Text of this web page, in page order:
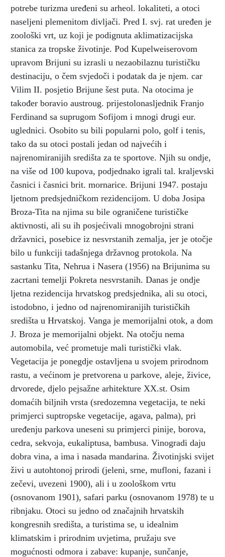
potrebe turizma uređeni su arheol. lokaliteti, a otoci
naseljeni plemenitom divljači. Pred I. svj. rat uređen je
zoološki vrt, uz koji je podignuta aklimatizacijska
stanica za tropske životinje. Pod Kupelweiserovom
upravom Brijuni su izrasli u nezaobilaznu turističku
destinaciju, o čem svjedoči i podatak da je njem. car
Vilim II. posjetio Brijune šest puta. Na otocima je
također boravio austroug. prijestolonasljednik Franjo
Ferdinand sa suprugom Sofijom i mnogi drugi eur.
uglednici. Osobito su bili popularni polo, golf i tenis,
tako da su otoci postali jedan od najvećih i
najrenomiranijih središta za te sportove. Njih su ondje,
na više od 100 kupova, podjednako igrali tal. kraljevski
časnici i časnici brit. mornarice. Brijuni 1947. postaju
ljetnom predsjedničkom rezidencijom. U doba Josipa
Broza-Tita na njima su bile ograničene turističke
aktivnosti, ali su ih posjećivali mnogobrojni strani
državnici, posebice iz nesvrstanih zemalja, jer je otočje
bilo u funkciji tadašnjega državnog protokola. Na
sastanku Tita, Nehrua i Nasera (1956) na Brijunima su
zacrtani temelji Pokreta nesvrstanih. Danas je ondje
ljetna rezidencija hrvatskog predsjednika, ali su otoci,
istodobno, i jedno od najrenomiranijih turističkih
središta u Hrvatskoj. Vanga je memorijalni otok, a dom
J. Broza je memorijalni objekt. Na otočju nema
automobila, već prometuje mali turistički vlak.
Vegetacija je ponegdje ostavljena u svojem prirodnom
rastu, a većinom je pretvorena u parkove, aleje, živice,
drvorede, djelo pejsažne arhitekture XX.st. Osim
domaćih biljnih vrsta (sredozemna vegetacija, te neki
primjerci suptropske vegetacije, agava, palma), pri
uređenju parkova uneseni su primjerci pinije, borova,
cedra, sekvoja, eukaliptusa, bambusa. Vinogradi daju
dobra vina, a ima i nasada mandarina. Životinjski svijet
živi u autohtonoj prirodi (jeleni, srne, mufloni, fazani i
zečevi, uvezeni 1900), ali i u zoološkom vrtu
(osnovanom 1901), safari parku (osnovanom 1978) te u
ribnjaku. Otoci su jedno od značajnih hrvatskih
kongresnih središta, a turistima se, u idealnim
klimatskim i prirodnim uvjetima, pružaju sve
mogućnosti odmora i zabave: kupanje, sunčanje,